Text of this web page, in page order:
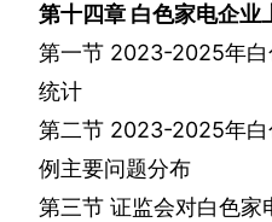
第十四章 白色家电企业
第一节 2023-2025年
统计
第二节 2023-2025年
例主要问题分布
第三节 证监会对白色家